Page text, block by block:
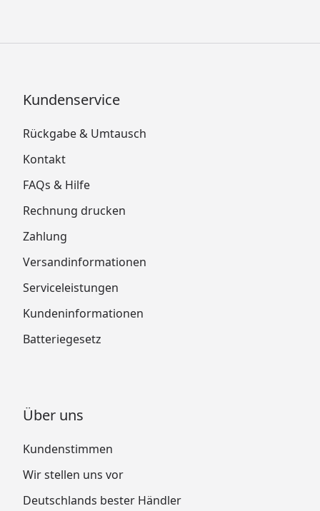
Kundenservice
Rückgabe & Umtausch
Kontakt
FAQs & Hilfe
Rechnung drucken
Zahlung
Versandinformationen
Serviceleistungen
Kundeninformationen
Batteriegesetz
Über uns
Kundenstimmen
Wir stellen uns vor
Deutschlands bester Händler